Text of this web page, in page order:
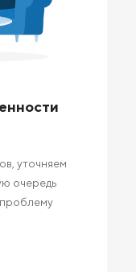
уточняем
очередь
проблему